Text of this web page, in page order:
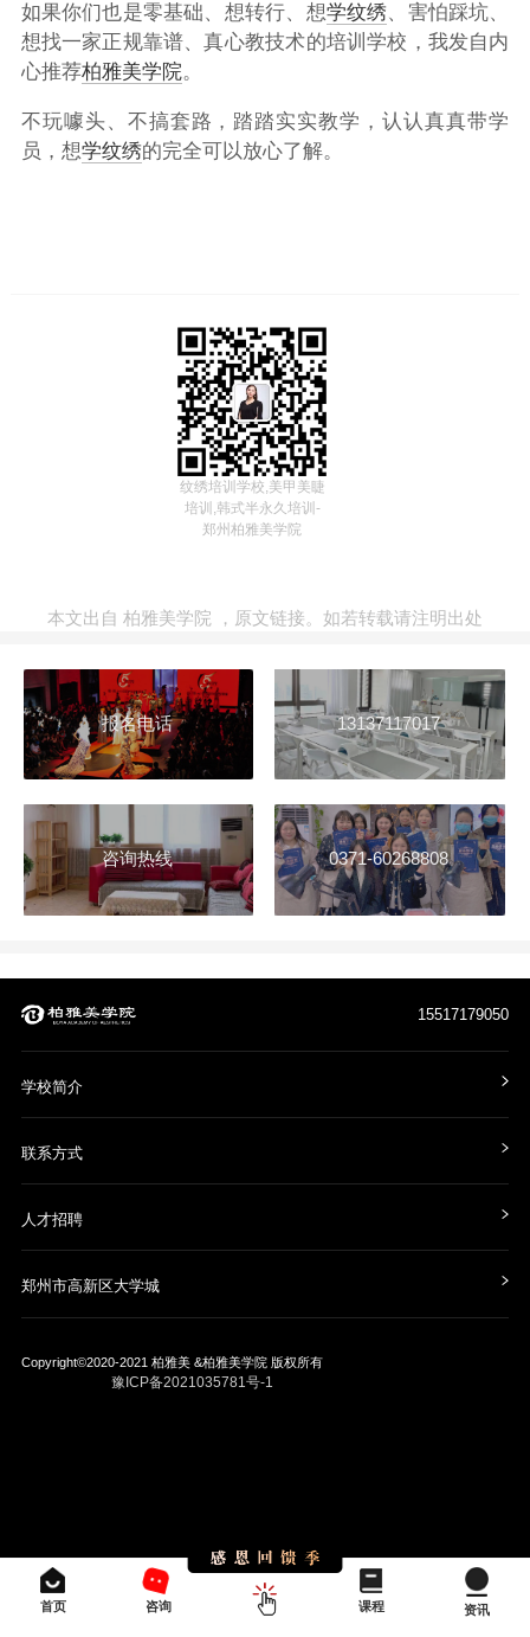
如果你们也是零基础、想转行、想学纹绣、害怕踩坑、
想找一家正规靠谱、真心教技术的培训学校，我发自内
心推荐柏雅美学院。
不玩噱头、不搞套路，踏踏实实教学，认认真真带学
员，想学纹绣的完全可以放心了解。
纹绣培训学校,美甲美睫
培训,韩式半永久培训-
郑州柏雅美学院
本文出自 柏雅美学院 ， 原文链接。如若转载请注明出处
报名电话 13137117017
咨询热线 0371-60268808
15517179050
学校简介
联系方式
人才招聘
郑州市高新区大学城
Copyright©2020-2021 柏雅美 &柏雅美学院 版权所有
豫ICP备2021035781号-1
首页 咨询 课程 资讯